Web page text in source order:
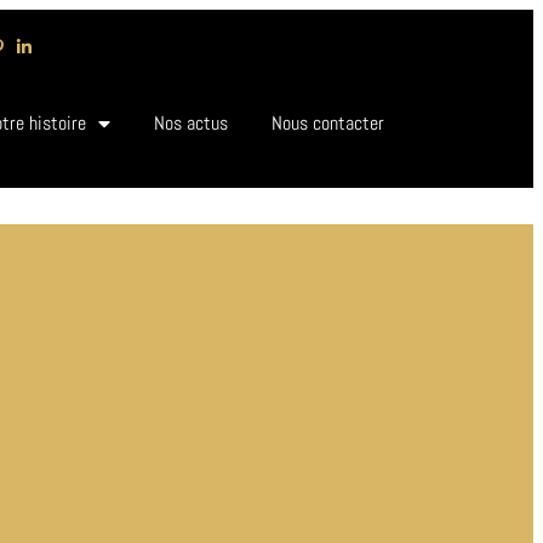
histoire Nos actus Nous contacter